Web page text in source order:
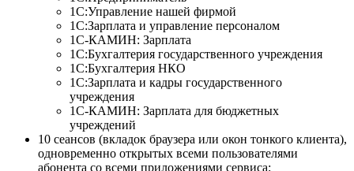
1С:Управление нашей фирмой
1С:Зарплата и управление персоналом
1С-КАМИН: Зарплата
1С:Бухгалтерия государственного учреждения
1C:Бухгалтерия НКО
1С:Зарплата и кадры государственного
учреждения
1С-КАМИН: Зарплата для бюджетных
учреждений
10 сеансов (вкладок браузера или окон тонкого клиента),
одновременно открытых всеми пользователями
абонента со всеми приложениями сервиса;